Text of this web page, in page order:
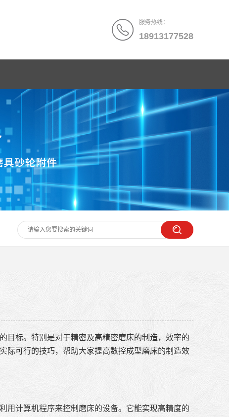
服务热线：
18913177528
目标。特别是对于精密及高精密磨床的制造，效率的
际可行的技巧，帮助大家提高数控成型磨床的制造效
用计算机程序来控制磨床的设备。它能实现高精度的